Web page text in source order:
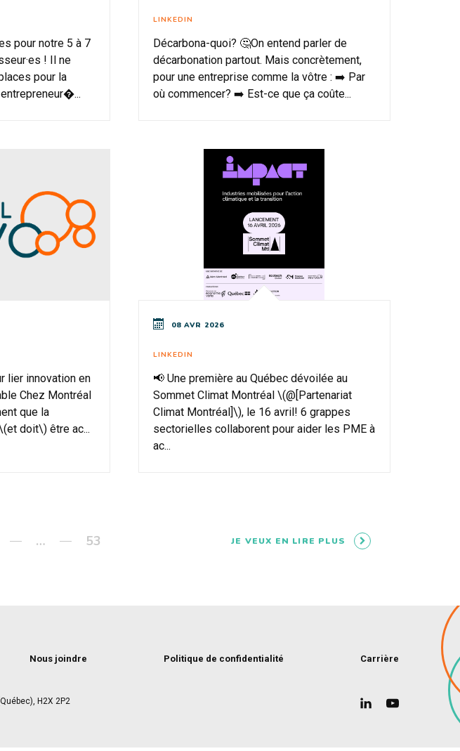
pour notre 5 à 7
! Il ne
pour la
LINKEDIN
Décarbona-quoi? 🤔On entend parler de
décarbonation partout. Mais concrètement,
pour une entreprise comme la vôtre : ➡️ Par
où commencer? ➡️ Est-ce que ça coûte...
lier innovation en
Chez Montréal
que la
doit\) être ac...
08 AVR 2026
LINKEDIN
📢 Une première au Québec dévoilée au
Sommet Climat Montréal \(@[Partenariat
Climat Montréal]\), le 16 avril! 6 grappes
sectorielles collaborent pour aider les PME à
ac...
… 53 JE VEUX EN LIRE PLUS
Nous joindre Politique de confidentialité Carrière
H2X 2P2